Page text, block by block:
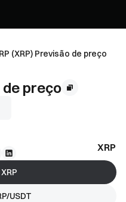
(XRP) Previsão de preço
de preço
XRP
USDT